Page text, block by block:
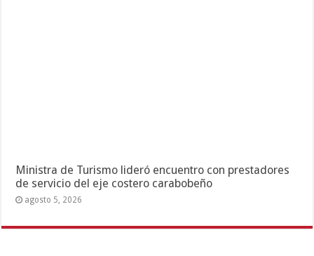
Ministra de Turismo lideró encuentro con prestadores
de servicio del eje costero carabobeño
agosto 5, 2026